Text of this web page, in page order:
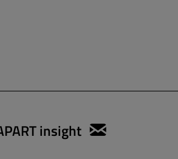
insight